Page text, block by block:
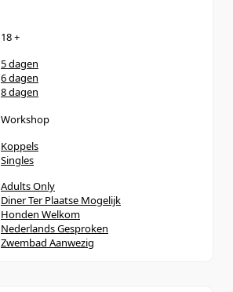
18+
5 dagen
6 dagen
8 dagen
Workshop
Koppels
Singles
Adults Only
Diner Ter Plaatse Mogelijk
Honden Welkom
Nederlands Gesproken
Zwembad Aanwezig